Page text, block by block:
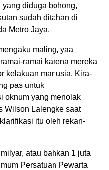
diduga bohong,
sudah ditahan di
Metro Jaya.
maling, yaa
ramai karena mereka
kelakuan manusia. Kira-
pas untuk
oknum yang menolak
Wilson Lalengke saat
itu oleh rekan-
atau bahkan 1 juta
Persatuan Pewarta